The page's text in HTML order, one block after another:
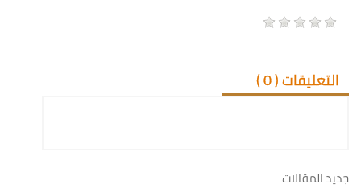
التعليقات (0
)
جديد المقالات